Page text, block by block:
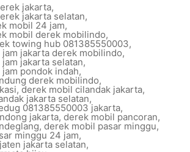
jakarta,
jakarta selatan,
mobil 24 jam,
mobil derek mobilindo,
towing hub 081385550003,
jakarta derek mobilindo,
jakarta selatan,
pondok indah,
derek mobilindo,
, derek mobil cilandak jakarta,
jakarta selatan,
081385550003 jakarta,
jakarta, derek mobil pancoran,
, derek mobil pasar minggu,
minggu 24 jam,
jakarta selatan,